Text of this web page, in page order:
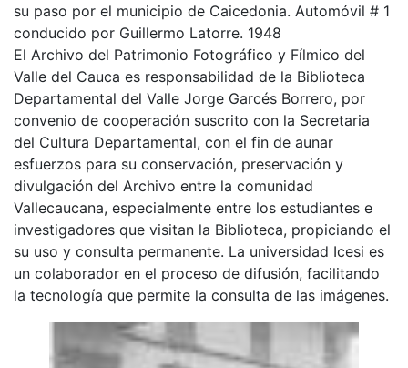
su paso por el municipio de Caicedonia. Automóvil # 1
conducido por Guillermo Latorre. 1948
El Archivo del Patrimonio Fotográfico y Fílmico del
Valle del Cauca es responsabilidad de la Biblioteca
Departamental del Valle Jorge Garcés Borrero, por
convenio de cooperación suscrito con la Secretaria
del Cultura Departamental, con el fin de aunar
esfuerzos para su conservación, preservación y
divulgación del Archivo entre la comunidad
Vallecaucana, especialmente entre los estudiantes e
investigadores que visitan la Biblioteca, propiciando el
su uso y consulta permanente. La universidad Icesi es
un colaborador en el proceso de difusión, facilitando
la tecnología que permite la consulta de las imágenes.